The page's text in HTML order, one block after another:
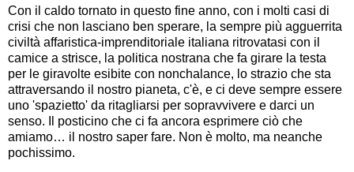
Con il caldo tornato in questo fine anno, con i molti casi di
crisi che non lasciano ben sperare, la sempre più agguerrita
civiltà affaristica-imprenditoriale italiana ritrovatasi con il
camice a strisce, la politica nostrana che fa girare la testa
per le giravolte esibite con nonchalance, lo strazio che sta
attraversando il nostro pianeta, c'è, e ci deve sempre essere
uno 'spazietto' da ritagliarsi per sopravvivere e darci un
senso. Il posticino che ci fa ancora esprimere ciò che
amiamo… il nostro saper fare. Non è molto, ma neanche
pochissimo.